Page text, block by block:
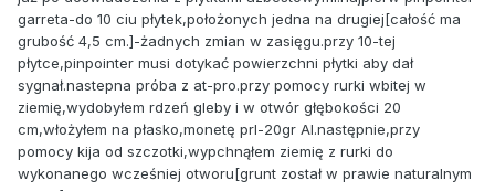
garreta-do 10 ciu płytek,położonych jedna na drugiej[całość ma
grubość 4,5 cm.]-żadnych zmian w zasięgu.przy 10-tej
płytce,pinpointer musi dotykać powierzchni płytki aby dał
sygnał.nastepna próba z at-pro.przy pomocy rurki wbitej w
ziemię,wydobyłem rdzeń gleby i w otwór głębokości 20
cm,włożyłem na płasko,monetę prl-20gr Al.następnie,przy
pomocy kija od szczotki,wypchnąłem ziemię z rurki do
wykonanego wcześniej otworu[grunt został w prawie naturalnym